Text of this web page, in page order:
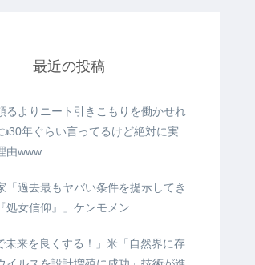
最近の投稿
るよりニート引きこもりを働かせれ
年ぐらい言ってるけど絶対に実
由www
「過去最もヤバい条件を提示してき
処女信仰』」ケンモメン…
未来を良くする！」米「自然界に存